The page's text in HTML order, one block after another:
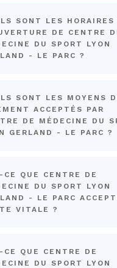
SONT LES HORAIRES
DE CENTRE
DU SPORT LYON
- LE PARC ?
SONT LES MOYENS
ACCEPTÉS PAR
DE MÉDECINE DU
GERLAND - LE PARC ?
CE QUE CENTRE DE
DU SPORT LYON
- LE PARC
VITALE ?
CE QUE CENTRE DE
DU SPORT LYON